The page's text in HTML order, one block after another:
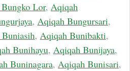
Lor, Aqiqah
, Aqiqah Bungursari,
, Aqiqah Bunibakti,
Bunihayu, Aqiqah Bunijaya,
Buninagara, Aqiqah Bunisari,